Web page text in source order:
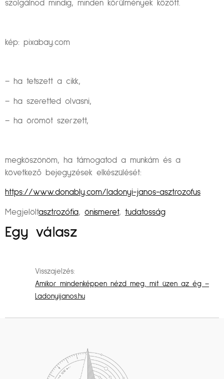
szolgálnod mindig, minden körülmények között.
kép: pixabay.com
– ha tetszett a cikk,
– ha szeretted olvasni,
– ha örömöt szerzett,
megköszönöm, ha támogatod a munkám és a
következő bejegyzések elkészülését:
https://www.donably.com/ladonyi-janos-asztrozofus
Megjelöltasztrozófia, önismeret, tudatosság
Egy válasz
Visszajelzés:
Amikor mindenképpen nézd meg, mit üzen az ég –
Ladonyijanos.hu